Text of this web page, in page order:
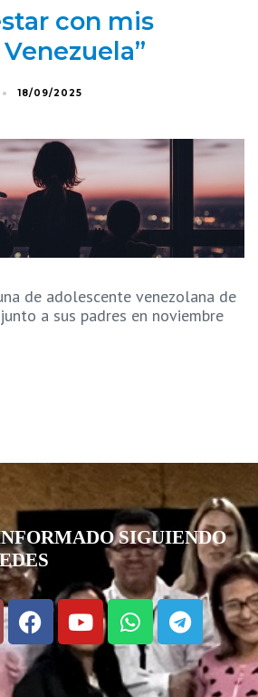
con mis
18/09/2025
de adolescente venezolana de
a sus padres en noviembre
SIGUIENDO